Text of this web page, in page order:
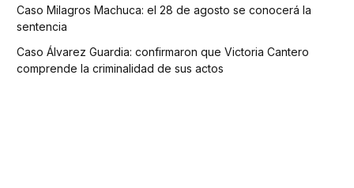
Caso Milagros Machuca: el 28 de agosto se conocerá la
sentencia
Caso Álvarez Guardia: confirmaron que Victoria Cantero
comprende la criminalidad de sus actos